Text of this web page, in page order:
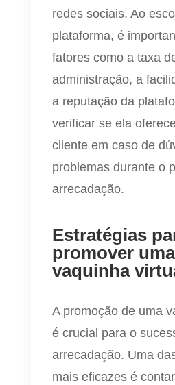
redes sociais. Ao
plataforma, é
fatores como a taxa
administração, a
a reputação da
verificar se ela
cliente em caso de
problemas durante o
arrecadação.
Estratégias
promover uma
vaquinha
A promoção de uma
é crucial para o
arrecadação. Uma
mais eficazes é